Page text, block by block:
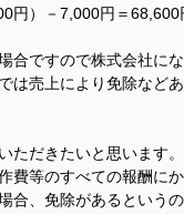
円）－7,000円＝68,600
合ですので株式会社に
は売上により免除など
ただきたいと思います。
費等のすべての報酬に
合、免除があるという